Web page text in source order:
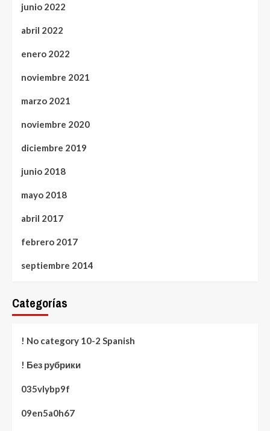
junio 2022
abril 2022
enero 2022
noviembre 2021
marzo 2021
noviembre 2020
diciembre 2019
junio 2018
mayo 2018
abril 2017
febrero 2017
septiembre 2014
Categorías
! No category 10-2 Spanish
! Без рубрики
035vlybp9f
09en5a0h67